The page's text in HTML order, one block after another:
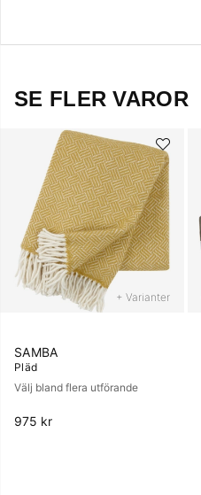
SE FLER VAROR
+ Varianter
SAMBA
Pläd
Välj bland flera utförande
975 kr